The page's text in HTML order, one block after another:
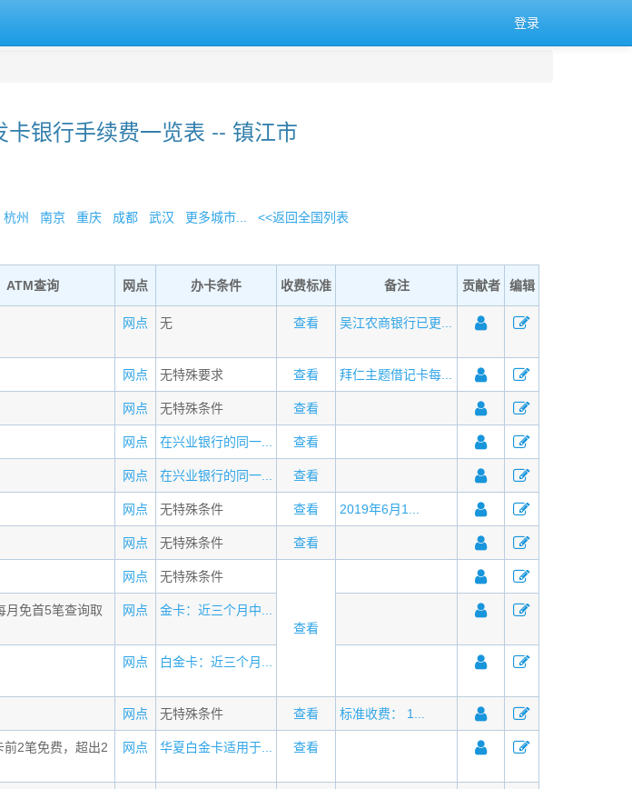
登录
银行手续费一览表 -- 镇江市
杭州 南京 重庆 成都 武汉 更多城市... <<返回全国列表
ATM查询 网点 办卡条件 收费标准 备注 贡献者 编辑
网点 无 查看 吴江农商银行已更...
网点 无特殊要求 查看 拜仁主题借记卡每...
网点 无特殊条件 查看
网点 在兴业银行的同一... 查看
网点 在兴业银行的同一... 查看
网点 无特殊条件 查看 2019年6月1...
网点 无特殊条件 查看
网点 无特殊条件
查看
月免首5笔查询取
网点 金卡：近三个月中...
网点 白金卡：近三个月...
网点 无特殊条件 查看 标准收费： 1...
前2笔免费，超出2
网点 华夏白金卡适用于... 查看